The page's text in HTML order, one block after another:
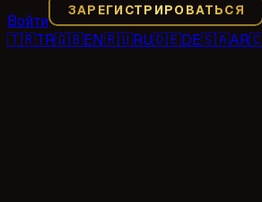
Войти
ЗАРЕГИСТРИРОВАТЬСЯ
🇹🇷TR🇬🇧EN🇷🇺RU🇩🇪DE🇸🇦AR